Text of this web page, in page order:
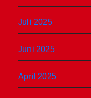
Juli 2025
Juni 2025
April 2025